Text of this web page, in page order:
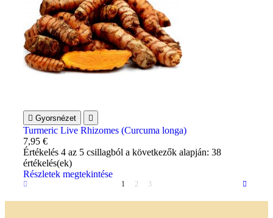
 Gyorsnézet 
Turmeric Live Rhizomes (Curcuma longa)
7,95 €
Értékelés4 az 5 csillagból a következők alapján:38
értékelés(ek)
Részletek megtekintése
1 2 3